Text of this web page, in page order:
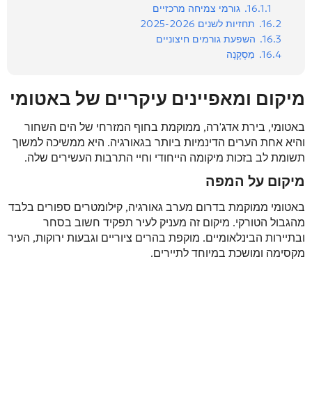
16.1.1. גורמי צמיחה מרכזיים
16.2.
תחזיות לשנים 2025-2026
16.3.
השפעת גורמים חיצוניים
16.4.
מַסְקָנָה
מיקום ומאפיינים עיקריים של באטומי
באטומי, בירת אדג'רה, ממוקמת בחוף המזרחי של הים השחור
והיא אחת הערים הדינמיות ביותר בגאורגיה. היא ממשיכה למשוך
תשומת לב בזכות מיקומה הייחודי וחיי התרבות העשירים שלה.
מיקום על המפה
באטומי ממוקמת בדרום מערב גאורגיה, קילומטרים ספורים בלבד
מהגבול הטורקי. מיקום זה מעניק לעיר תפקיד חשוב בסחר
ובתיירות הבינלאומיים. מוקפת בהרים ציוריים וגבעות ירוקות, העיר
מקסימה ומושכת במיוחד לתיירים.